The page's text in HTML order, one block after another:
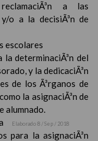
a las
o a la decisiÃ³n de
escolares
determinaciÃ³n del
y la dedicaciÃ³n
de los Ã³rganos de
la asignaciÃ³n de
alumnado.
Elaborado 8 / Sep / 2018
para la asignaciÃ³n